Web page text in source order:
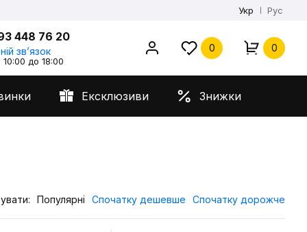
Укр Рус
448 76 20
звʼязок
до 18:00
0 0
Ексклюзиви Знижки
Популярні Спочатку дешевше Спочатку дорожче